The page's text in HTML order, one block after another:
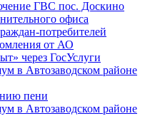
ГВС пос. Доскино
офиса
потребителей
от АО
через ГосУслуги
в Автозаводском районе
пени
в Автозаводском районе